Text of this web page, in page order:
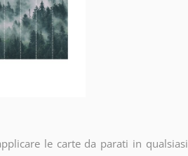
le carte da parati in qualsiasi